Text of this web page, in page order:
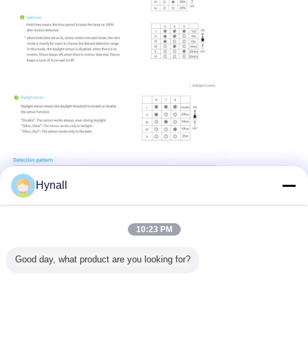
Hynall
10:23 PM
Good day, what product are you looking for?